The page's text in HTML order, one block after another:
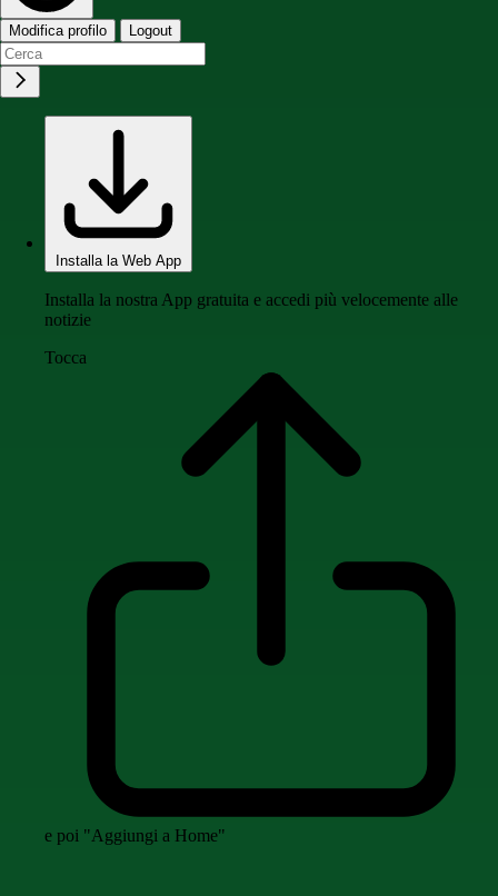
Modifica profilo Logout
Installa la Web App
Installa la nostra App gratuita e accedi più velocemente alle
notizie
Tocca
e poi "Aggiungi a Home"